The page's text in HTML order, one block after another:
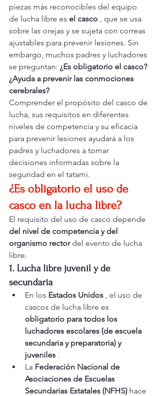
piezas más reconocibles del equipo
de lucha libre es el casco , que se usa
sobre las orejas y se sujeta con correas
ajustables para prevenir lesiones. Sin
embargo, muchos padres y luchadores
se preguntan: ¿Es obligatorio el casco?
¿Ayuda a prevenir las conmociones
cerebrales?
Comprender el propósito del casco de
lucha, sus requisitos en diferentes
niveles de competencia y su eficacia
para prevenir lesiones ayudará a los
padres y luchadores a tomar
decisiones informadas sobre la
seguridad en el tatami.
¿Es obligatorio el uso de
casco en la lucha libre?
El requisito del uso de casco depende
del nivel de competencia y del
organismo rector del evento de lucha
libre.
1. Lucha libre juvenil y de
secundaria
En los Estados Unidos , el uso de
cascos de lucha libre es
obligatorio para todos los
luchadores escolares (de escuela
secundaria y preparatoria) y
juveniles .
La Federación Nacional de
Asociaciones de Escuelas
Secundarias Estatales (NFHS) hace